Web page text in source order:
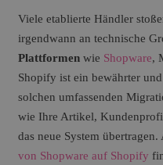
Viele etablierte Händler
irgendwann an technische
Plattformenwie Shopware,
Shopify ist ein bewährter
solchen umfassenden
wie Ihre Artikel,
das neue System
von Shopware auf Shopify